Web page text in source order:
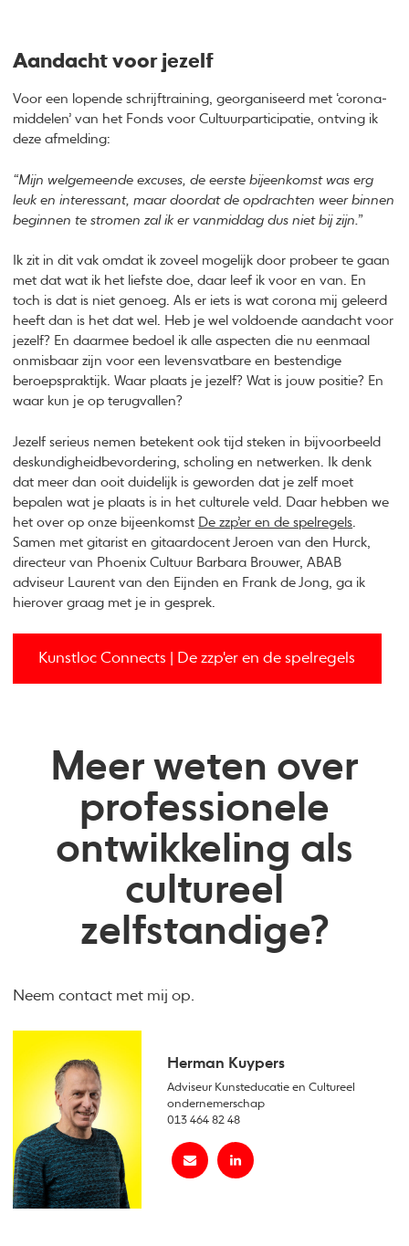
Aandacht voor jezelf
Voor een lopende schrijftraining, georganiseerd met ‘corona-
middelen’ van het Fonds voor Cultuurparticipatie, ontving ik
deze afmelding:
“Mijn welgemeende excuses, de eerste bijeenkomst was erg
leuk en interessant, maar doordat de opdrachten weer binnen
beginnen te stromen zal ik er vanmiddag dus niet bij zijn.”
Ik zit in dit vak omdat ik zoveel mogelijk door probeer te gaan
met dat wat ik het liefste doe, daar leef ik voor en van. En
toch is dat is niet genoeg. Als er iets is wat corona mij geleerd
heeft dan is het dat wel. Heb je wel voldoende aandacht voor
jezelf? En daarmee bedoel ik alle aspecten die nu eenmaal
onmisbaar zijn voor een levensvatbare en bestendige
beroepspraktijk. Waar plaats je jezelf? Wat is jouw positie? En
waar kun je op terugvallen?
Jezelf serieus nemen betekent ook tijd steken in bijvoorbeeld
deskundigheidbevordering, scholing en netwerken. Ik denk
dat meer dan ooit duidelijk is geworden dat je zelf moet
bepalen wat je plaats is in het culturele veld. Daar hebben we
het over op onze bijeenkomst De zzp’er en de spelregels
Samen met gitarist en gitaardocent Jeroen van den Hurck,
directeur van Phoenix Cultuur Barbara Brouwer, ABAB
adviseur Laurent van den Eijnden en Frank de Jong, ga ik
hierover graag met je in gesprek.
Kunstloc Connects | De zzp'er en de spelregels
Meer weten over
professionele
ontwikkeling als
cultureel
zelfstandige?
Neem contact met mij op.
Herman Kuypers
Adviseur Kunsteducatie en Cultureel
ondernemerschap
013 464 82 48